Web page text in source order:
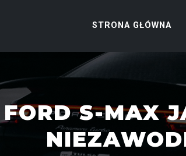
STRONA GŁÓWNA
FORD S-MAX